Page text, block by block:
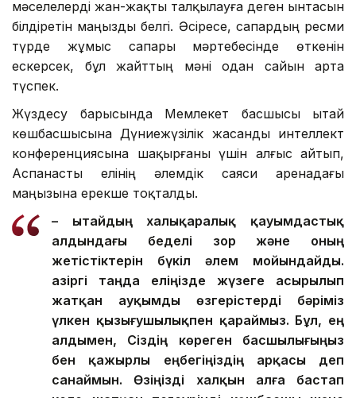
мәселелерді жан-жақты талқылауға деген ынтасын
білдіретін маңызды белгі. Әсіресе, сапардың ресми
түрде жұмыс сапары мәртебесінде өткенін
ескерсек, бұл жайттың мәні одан сайын арта
түспек.
Жүздесу барысында Мемлекет басшысы Қытай
көшбасшысына Дүниежүзілік жасанды интеллект
конференциясына шақырғаны үшін алғыс айтып,
Аспанасты елінің әлемдік саяси аренадағы
маңызына ерекше тоқталды.
– Қытайдың халықаралық қауымдастық
алдындағы беделі зор және оның
жетістіктерін бүкіл әлем мойындайды.
Қазіргі таңда еліңізде жүзеге асырылып
жатқан ауқымды өзгерістерді бәріміз
үлкен қызығушылықпен қараймыз. Бұл, ең
алдымен, Сіздің көреген басшылығыңыз
бен қажырлы еңбегіңіздің арқасы деп
санаймын. Өзіңізді халқын алға бастап